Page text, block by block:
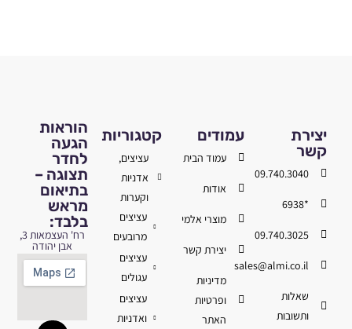
הוראות
הגעה
לחדר
תצוגה –
בתיאום
מראש
בלבד:
רח' העצמאות 3,
אבן יהודה
קטגוריות
עציצים,
אדניות
וקערות
עציצים
מרובעים
עציצים
עגולים
עציצים
ואדניות
עמודים
עמוד הבית
אודות
מוצרי אלמי
יצירת קשר
מדיניות
ופרטיות
האתר
יצירת
קשר
09.740.3040
*6938
09.740.3025
sales@almi.co.il
שאלות
ותשובות